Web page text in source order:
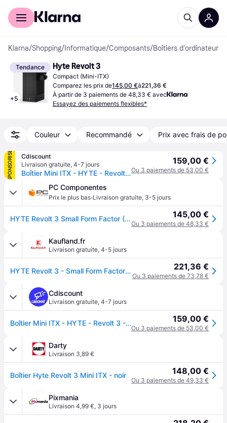
Acheter avec Klarna
Klarna/Shopping/ Informatique/Composants/Boîtiers d'ordinateur
Tendance
+5
Hyte Revolt 3
Compact (Mini-ITX)
Comparez les prix de145,00 €à221,36 €
À partir de 3 paiements de 48,33 € avec
Essayez des paiements flexibles*
Couleur Recommandé Prix avec frais de
SPONSORISÉ
Cdiscount
Livraison gratuite, 4-7 jours
Boîtier Mini ITX - HYTE - Revolt 3 - Noir - Design élégant - Refroidissement liquide - Compact
159,00 €
Ou 3 paiements de 53,00 €
PC Componentes
Prix le plus bas·Livraison gratuite, 3-5 jours
HYTE Revolt 3 Small Form Factor (SFF) Noir 145,00 €
Ou 3 paiements de 48,33 €
Kaufland.fr
Livraison gratuite, 4-5 jours
HYTE Revolt 3 - Small Form Factor (SFF) - PC - Blanc - ITX - ABS - Aluminium - Acier - Bureau à domicile 221,36 €
Ou 3 paiements de 73,78 €
Cdiscount
Livraison gratuite, 4-7 jours
Boîtier Mini ITX - HYTE - Revolt 3 - Noir - Design élégant - Refroidissement liquide - Compact 159,00 €
Ou 3 paiements de 53,00 €
Darty
Livraison 3,89 €
Boîtier Hyte Revolt 3 Mini ITX - noir 148,00 €
Ou 3 paiements de 49,33 €
Pixmania
Livraison 4,99 €, 3 jours